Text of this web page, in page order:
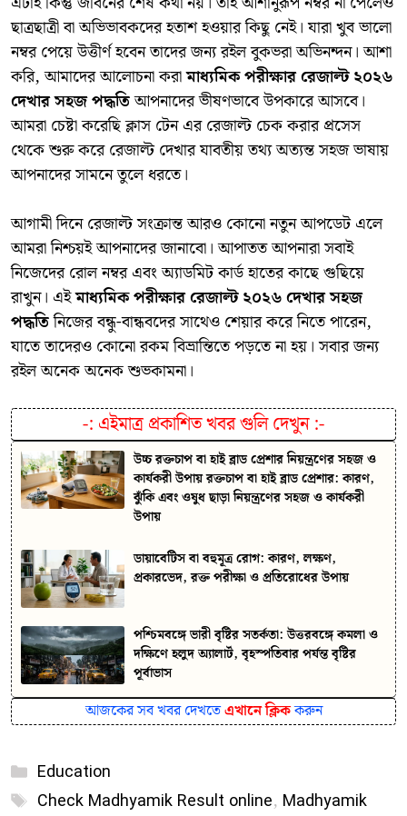
ছাত্রছাত্রী বা অভিভাবকদের হতাশ হওয়ার কিছু নেই। যারা খুব ভালো
নম্বর পেয়ে উত্তীর্ণ হবেন তাদের জন্য রইল বুকভরা অভিনন্দন। আশা
করি, আমাদের আলোচনা করামাধ্যমিক পরীক্ষার রেজাল্ট ২০২৬
দেখার সহজ পদ্ধতিআপনাদের ভীষণভাবে উপকারে আসবে।
আমরা চেষ্টা করেছি ক্লাস টেন এর রেজাল্ট চেক করার প্রসেস
থেকে শুরু করে রেজাল্ট দেখার যাবতীয় তথ্য অত্যন্ত সহজ ভাষায়
আপনাদের সামনে তুলে ধরতে।
​আগামী দিনে রেজাল্ট সংক্রান্ত আরও কোনো নতুন আপডেট এলে
আমরা নিশ্চয়ই আপনাদের জানাবো। আপাতত আপনারা সবাই
নিজেদের রোল নম্বর এবং অ্যাডমিট কার্ড হাতের কাছে গুছিয়ে
রাখুন। এইমাধ্যমিক পরীক্ষার রেজাল্ট ২০২৬ দেখার সহজ
পদ্ধতিনিজের বন্ধু-বান্ধবদের সাথেও শেয়ার করে নিতে পারেন,
যাতে তাদেরও কোনো রকম বিভ্রান্তিতে পড়তে না হয়। সবার জন্য
রইল অনেক অনেক শুভকামনা।
-: এইমাত্র প্রকাশিত খবর গুলি দেখুন:-
উচ্চ রক্তচাপ বা হাই ব্লাড প্রেশার নিয়ন্ত্রণের সহজ ও
কার্যকরী উপায় রক্তচাপ বা হাই ব্লাড প্রেশার: কারণ,
ঝুঁকি এবং ওষুধ ছাড়া নিয়ন্ত্রণের সহজ ও কার্যকরী
উপায়
ডায়াবেটিস বা বহুমূত্র রোগ: কারণ, লক্ষণ,
প্রকারভেদ, রক্ত পরীক্ষা ও প্রতিরোধের উপায়
পশ্চিমবঙ্গে ভারী বৃষ্টির সতর্কতা: উত্তরবঙ্গে কমলা ও
দক্ষিণে হলুদ অ্যালার্ট, বৃহস্পতিবার পর্যন্ত বৃষ্টির
পূর্বাভাস
আজকের সব খবর দেখতেএখানে ক্লিককরুন
Categories
Education
Tags
Check Madhyamik Result online, Madhyamik